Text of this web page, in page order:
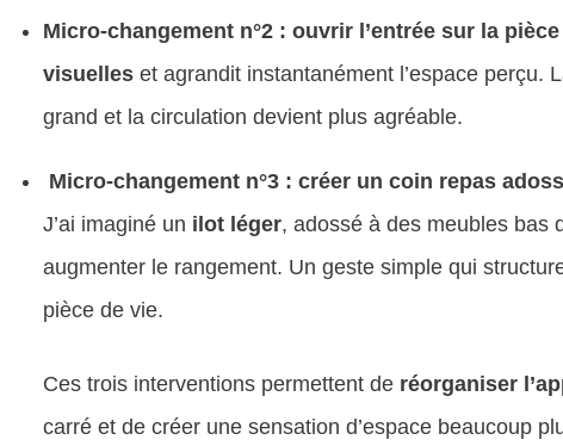
Micro-changement n°2 : ouvrir l’entrée sur la
visuelles et agrandit instantanément l’espace perçu.
grand et la circulation devient plus agréable.
Micro-changement n°3 : créer un coin repas
J’ai imaginé un ilot léger, adossé à des meubles bas
augmenter le rangement. Un geste simple qui
pièce de vie.
Ces trois interventions permettent de réorganiser
carré et de créer une sensation d’espace beaucoup